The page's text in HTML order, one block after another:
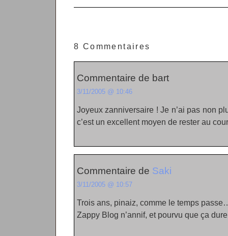
8 Commentaires
Commentaire de bart
3/11/2005 @ 10:46
Joyeux zanniversaire ! Je n’ai pas non
c’est un excellent moyen de rester au
Commentaire de Saki
3/11/2005 @ 10:57
Trois ans, pinaiz, comme le temps
Zappy Blog n’annif, et pourvu que ça